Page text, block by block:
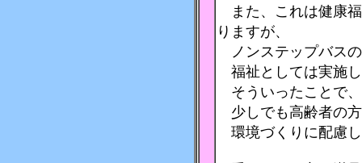
また、これは健康
りますが、
ノンステップバス
福祉としては実施
そういったことで、
少しでも高齢者の
環境づくりに配慮